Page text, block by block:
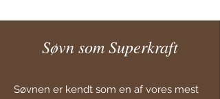
Søvn som Superkraft
Søvnen er kendt som en af vores mest